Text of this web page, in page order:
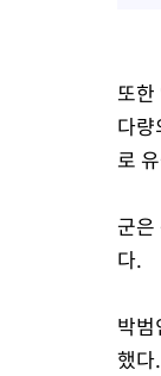
또
다
로
군은
다.
박
했다.